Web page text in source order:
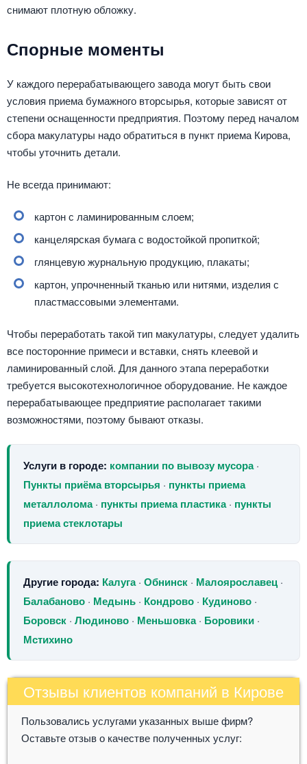
снимают плотную обложку.
Спорные моменты
У каждого перерабатывающего завода могут быть свои
условия приема бумажного вторсырья, которые зависят от
степени оснащенности предприятия. Поэтому перед началом
сбора макулатуры надо обратиться в пункт приема Кирова,
чтобы уточнить детали.
Не всегда принимают:
картон с ламинированным слоем;
канцелярская бумага с водостойкой пропиткой;
глянцевую журнальную продукцию, плакаты;
картон, упрочненный тканью или нитями, изделия с
пластмассовыми элементами.
Чтобы переработать такой тип макулатуры, следует удалить
все посторонние примеси и вставки, снять клеевой и
ламинированный слой. Для данного этапа переработки
требуется высокотехнологичное оборудование. Не каждое
перерабатывающее предприятие располагает такими
возможностями, поэтому бывают отказы.
Услуги в городе: компании по вывозу мусора·
Пункты приёма вторсырья · пункты приема
металлолома· пункты приема пластика· пункты
приема стеклотары
Другие города: Калуга· Обнинск · Малоярославец ·
Балабаново · Медынь · Кондрово · Кудиново ·
Боровск · Людиново · Меньшовка· Боровики ·
Мстихино
Отзывы клиентов компаний в Кирове
Пользовались услугами указанных выше фирм?
Оставьте отзыв о качестве полученных услуг: